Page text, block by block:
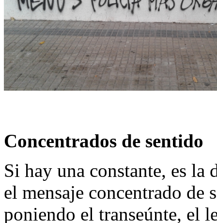
Concentrados de sentido
Si hay una constante, es la
el mensaje concentrado
poniendo el transeúnte, el